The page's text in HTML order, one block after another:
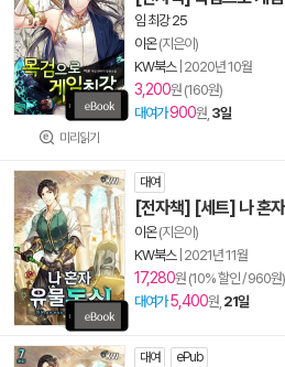
미리읽기
임 최강 25
이온(지은이)
KW북스| 2020년 10월
3,200원 (160원)
대여가900원, 3일
대여
[전자책] [세트] 나 혼
이온(지은이)
KW북스| 2021년 11월
17,280원 (10% 할인 / 960원)
대여가 5,400원, 21일
대여 ePub